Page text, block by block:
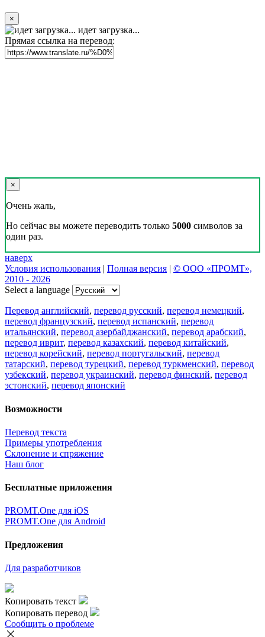
×
идет загрузка...
Прямая ссылка на перевод:
×
Очень жаль,
Но сейчас вы можете переводить только 5000 символов за
один раз.
наверх
Условия использования | Полная версия | © ООО «ПРОМТ»,
2010 - 2026
Select a language
Перевод английский, перевод русский, перевод немецкий,
перевод французский, перевод испанский, перевод
итальянский, перевод азербайджанский, перевод арабский,
перевод иврит, перевод казахский, перевод китайский,
перевод корейский, перевод португальский, перевод
татарский, перевод турецкий, перевод туркменский, перевод
узбекский, перевод украинский, перевод финский, перевод
эстонский, перевод японский
Возможности
Перевод текста
Примеры употребления
Склонение и спряжение
Наш блог
Бесплатные приложения
PROMT.One для iOS
PROMT.One для Android
Предложения
Для разработчиков
Копировать текст
Копировать перевод
Сообщить о проблеме